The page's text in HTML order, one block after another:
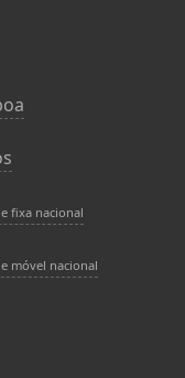
fixa nacional
móvel nacional